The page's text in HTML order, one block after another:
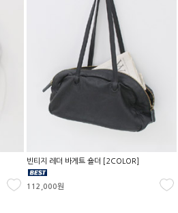
빈티지 레더 바게트 숄더 [2COLOR]
112,000원